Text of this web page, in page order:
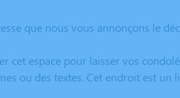
que nous vous annonçons le
cet espace pour laisser vos
ou des textes. Cet endroit est